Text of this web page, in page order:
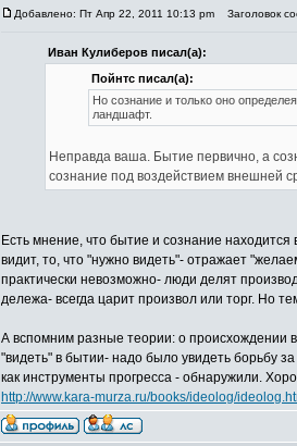
Добавлено: Пт Апр 22, 2011 10:13 pm Заголовок
Иван Кулиберов писал(а):
Пойнтс писал(а):
Но сознание и только оно
ландшафт.
Неправда ваша. Бытие первично, а
сознание под воздействием внешней
Есть мнение, что бытие и сознание
видит, то, что "нужно видеть"- отражает
практически невозможно- люди делят
дележа- всегда царит произвол или торг. Но
А вспомним разные теории: о происхождении
"видеть" в бытии- надо было увидеть борьбу
как инструменты прогресса - обнаружили.
http://www.kara-murza.ru/books/ideolog/